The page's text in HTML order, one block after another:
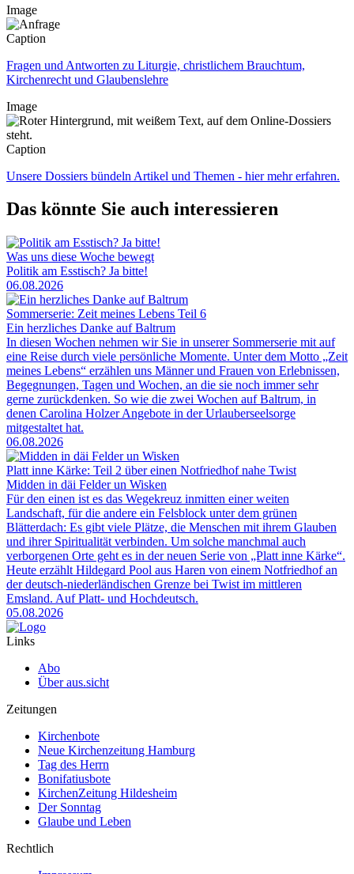
Image
Caption
Fragen und Antworten zu Liturgie, christlichem Brauchtum,
Kirchenrecht und Glaubenslehre
Image
Caption
Unsere Dossiers bündeln Artikel und Themen - hier mehr erfahren.
Das könnte Sie auch interessieren
Was uns diese Woche bewegt
Politik am Esstisch? Ja bitte!
06.08.2026
Sommerserie: Zeit meines Lebens Teil 6
Ein herzliches Danke auf Baltrum
In diesen Wochen nehmen wir Sie in unserer Sommerserie mit auf
eine Reise durch viele persönliche Momente. Unter dem Motto „Zeit
meines Lebens“ erzählen uns Männer und Frauen von Erlebnissen,
Begegnungen, Tagen und Wochen, an die sie noch immer sehr
gerne zurückdenken. So wie die zwei Wochen auf Baltrum, in
denen Carolina Holzer Angebote in der Urlauberseelsorge
mitgestaltet hat.
06.08.2026
Platt inne Kärke: Teil 2 über einen Notfriedhof nahe Twist
Midden in däi Felder un Wisken
Für den einen ist es das Wegekreuz inmitten einer weiten
Landschaft, für die andere ein Felsblock unter dem grünen
Blätterdach: Es gibt viele Plätze, die Menschen mit ihrem Glauben
und ihrer Spiritualität verbinden. Um solche manchmal auch
verborgenen Orte geht es in der neuen Serie von „Platt inne Kärke“.
Heute erzählt Hildegard Pool aus Haren von einem Notfriedhof an
der deutsch-niederländischen Grenze bei Twist im mittleren
Emsland. Auf Platt- und Hochdeutsch.
05.08.2026
Links
Abo
Über aus.sicht
Zeitungen
Kirchenbote
Neue Kirchenzeitung Hamburg
Tag des Herrn
Bonifatiusbote
KirchenZeitung Hildesheim
Der Sonntag
Glaube und Leben
Rechtlich